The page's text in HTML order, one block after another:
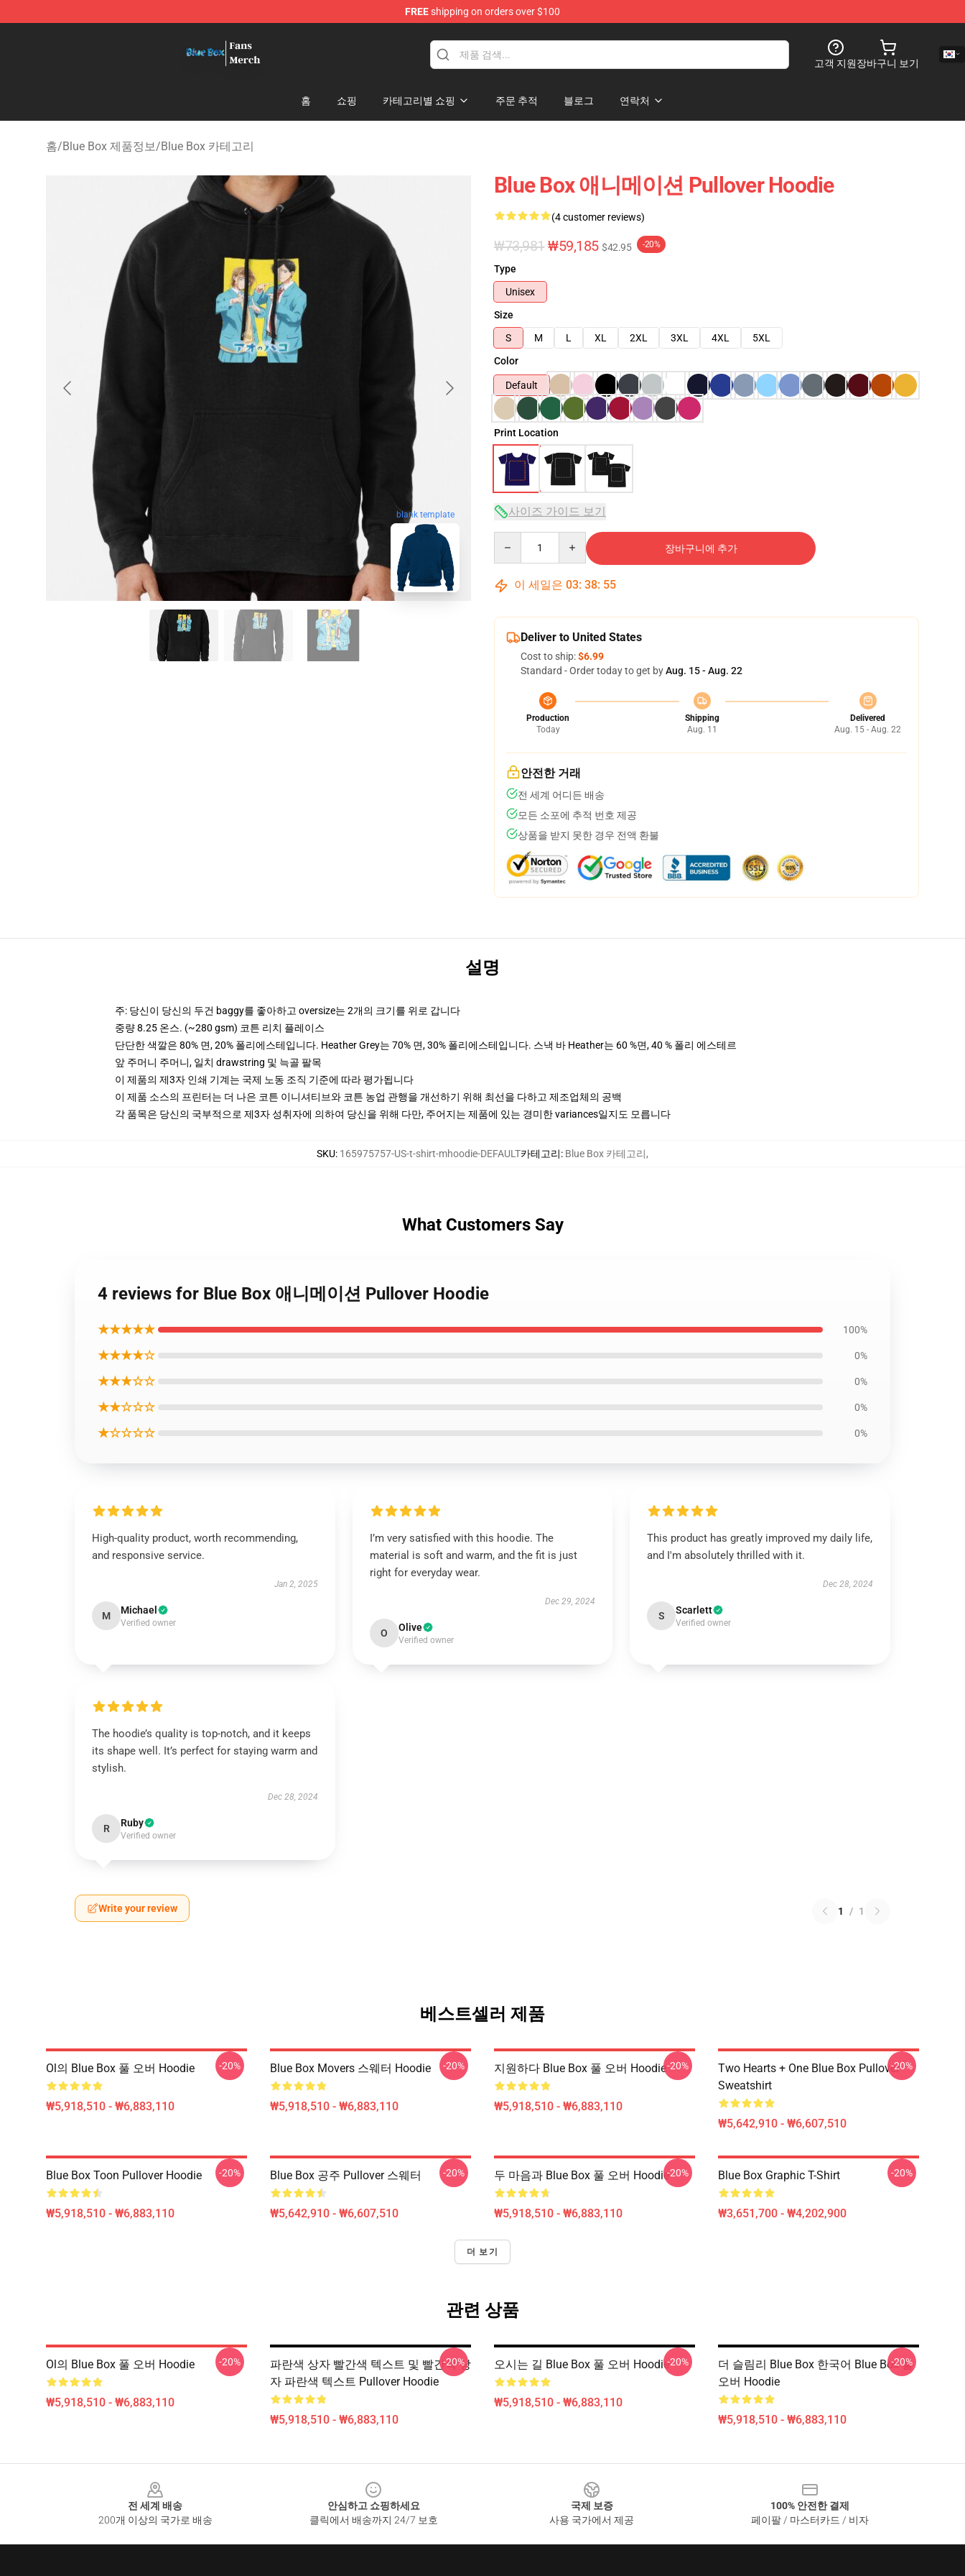
FREEshipping on orders over $100
고객 지원장바구니 보기
홈 쇼핑 카테고리별 쇼핑 주문 추적 블로그 연락처
홈/Blue Box 제품정보/Blue Box 카테고리
blank template
Blue Box 애니메이션 Pullover Hoodie
(4 customer reviews)
₩73,981 ₩59,185 $42.95 -20%
Type
Unisex
Size
S
M L XL 2XL 3XL 4XL
5XL
Color
Default
Print Location
사이즈 가이드 보기
장바구니에 추가
이 세일은 03: 38: 54
Deliver to United States
Cost to ship:$6.99
Standard - Order today to get byAug. 15 - Aug. 22
Production
Today
Shipping
Aug. 11
Delivered
Aug. 15 - Aug. 22
안전한 거래
전 세계 어디든 배송
모든 소포에 추적 번호 제공
상품을 받지 못한 경우 전액 환불
설명
주: 당신이 당신의 두건 baggy를 좋아하고 oversize는 2개의 크기를 위로 갑니다
중량 8.25 온스. (~280 gsm) 코튼 리치 플레이스
단단한 색깔은 80% 면, 20% 폴리에스테입니다. Heather Grey는 70% 면, 30% 폴리에스테입니다. 스낵 바 Heather는 60 %면, 40 % 폴리 에스테르
앞 주머니 주머니, 일치 drawstring 및 늑골 팔목
이 제품의 제3자 인쇄 기계는 국제 노동 조직 기준에 따라 평가됩니다
이 제품 소스의 프린터는 더 나은 코튼 이니셔티브와 코튼 농업 관행을 개선하기 위해 최선을 다하고 제조업체의 공백
각 품목은 당신의 국부적으로 제3자 성취자에 의하여 당신을 위해 다만, 주어지는 제품에 있는 경미한 variances일지도 모릅니다
SKU: 165975757-US-t-shirt-mhoodie-DEFAULT카테고리: Blue Box 카테고리,
What Customers Say
4 reviews for Blue Box 애니메이션 Pullover Hoodie
★★★★★ 100%
★★★★☆ 0%
★★★☆☆ 0%
★★☆☆☆ 0%
★☆☆☆☆ 0%
High-quality product, worth recommending,
and responsive service.
Jan 2, 2025
M Michael
Verified owner
I’m very satisfied with this hoodie. The
material is soft and warm, and the fit is just
right for everyday wear.
Dec 29, 2024
O Olive
Verified owner
This product has greatly improved my daily life,
and I'm absolutely thrilled with it.
Dec 28, 2024
S Scarlett
Verified owner
The hoodie’s quality is top-notch, and it keeps
its shape well. It’s perfect for staying warm and
stylish.
Dec 28, 2024
R Ruby
Verified owner
Write your review 1 / 1
베스트셀러 제품
Ol의 Blue Box 풀 오버 Hoodie
₩5,918,510 - ₩6,883,110
-20% Blue Box Movers 스웨터 Hoodie
₩5,918,510 - ₩6,883,110
-20% 지원하다 Blue Box 풀 오버 Hoodie
₩5,918,510 - ₩6,883,110
-20%
Two Hearts + One Blue Box Pullover
Sweatshirt
₩5,642,910 - ₩6,607,510
-20%
Blue Box Toon Pullover Hoodie
₩5,918,510 - ₩6,883,110
-20% Blue Box 공주 Pullover 스웨터
₩5,642,910 - ₩6,607,510
-20% 두 마음과 Blue Box 풀 오버 Hoodie
₩5,918,510 - ₩6,883,110
-20% Blue Box Graphic T-Shirt
₩3,651,700 - ₩4,202,900
-20%
더 보기
관련 상품
Ol의 Blue Box 풀 오버 Hoodie
₩5,918,510 - ₩6,883,110
-20%
파란색 상자 빨간색 텍스트 및 빨간색 상
자 파란색 텍스트 Pullover Hoodie
₩5,918,510 - ₩6,883,110
-20% 오시는 길 Blue Box 풀 오버 Hoodie
₩5,918,510 - ₩6,883,110
-20%
더 슬림리 Blue Box 한국어 Blue Box 풀
오버 Hoodie
₩5,918,510 - ₩6,883,110
-20%
전 세계 배송
200개 이상의 국가로 배송
안심하고 쇼핑하세요
클릭에서 배송까지 24/7 보호
국제 보증
사용 국가에서 제공
100% 안전한 결제
페이팔 / 마스터카드 / 비자